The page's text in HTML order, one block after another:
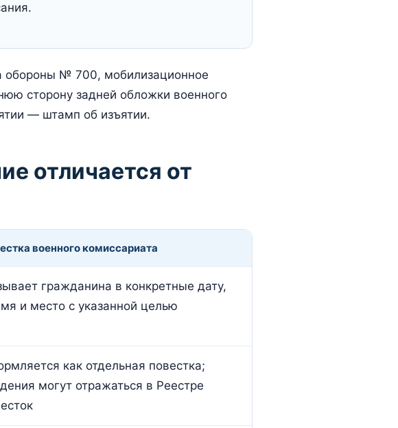
обороны № 700, мобилизационное
сторону задней обложки военного
— штамп об изъятии.
отличается от
военного комиссариата
гражданина в конкретные дату,
и место с указанной целью
как отдельная повестка;
могут отражаться в Реестре